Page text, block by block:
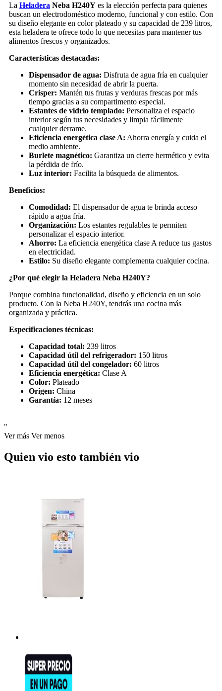
La Heladera Neba H240Y es la elección perfecta para quienes
buscan un electrodoméstico moderno, funcional y con estilo. Con
su diseño elegante en color plateado y su capacidad de 239 litros,
esta heladera te ofrece todo lo que necesitas para mantener tus
alimentos frescos y organizados.
Características destacadas:
Dispensador de agua: Disfruta de agua fría en cualquier
momento sin necesidad de abrir la puerta.
Crisper: Mantén tus frutas y verduras frescas por más
tiempo gracias a su compartimento especial.
Estantes de vidrio templado: Personaliza el espacio
interior según tus necesidades y limpia fácilmente
cualquier derrame.
Eficiencia energética clase A: Ahorra energía y cuida el
medio ambiente.
Burlete magnético: Garantiza un cierre hermético y evita
la pérdida de frío.
Luz interior: Facilita la búsqueda de alimentos.
Beneficios:
Comodidad: El dispensador de agua te brinda acceso
rápido a agua fría.
Organización: Los estantes regulables te permiten
personalizar el espacio interior.
Ahorro: La eficiencia energética clase A reduce tus gastos
en electricidad.
Estilo: Su diseño elegante complementa cualquier cocina.
¿Por qué elegir la Heladera Neba H240Y?
Porque combina funcionalidad, diseño y eficiencia en un solo
producto. Con la Neba H240Y, tendrás una cocina más
organizada y práctica.
Especificaciones técnicas:
Capacidad total: 239 litros
Capacidad útil del refrigerador: 150 litros
Capacidad útil del congelador: 60 litros
Eficiencia energética: Clase A
Color: Plateado
Origen: China
Garantía: 12 meses
"
Ver más Ver menos
Quien vio esto también vio